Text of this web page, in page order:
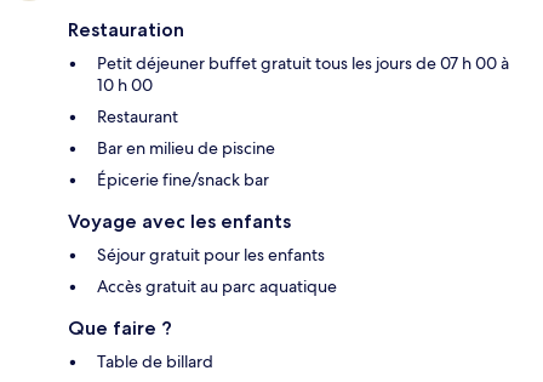
Restauration
Petit déjeuner buffet gratuit tous les jours de 07 h 00 à
10 h 00
Restaurant
Bar en milieu de piscine
Épicerie fine/snack bar
Voyage avec les enfants
Séjour gratuit pour les enfants
Accès gratuit au parc aquatique
Que faire ?
Table de billard